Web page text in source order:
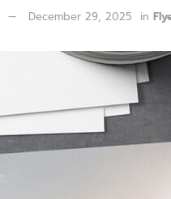
December 29, 2025 in